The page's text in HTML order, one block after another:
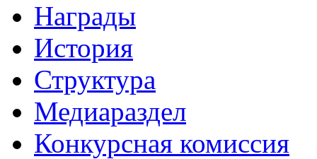
Награды
История
Структура
Медиараздел
Конкурсная комиссия